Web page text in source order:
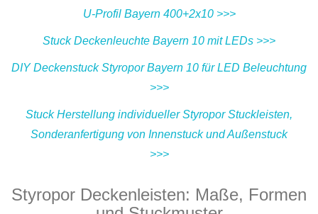
U-Profil Bayern 400+2x10 >>>
Stuck Deckenleuchte Bayern 10 mit LEDs >>>
DIY Deckenstuck Styropor Bayern 10 für LED Beleuchtung
>>>
Stuck Herstellung individueller Styropor Stuckleisten,
Sonderanfertigung von Innenstuck und Außenstuck
>>>
Styropor Deckenleisten: Maße, Formen